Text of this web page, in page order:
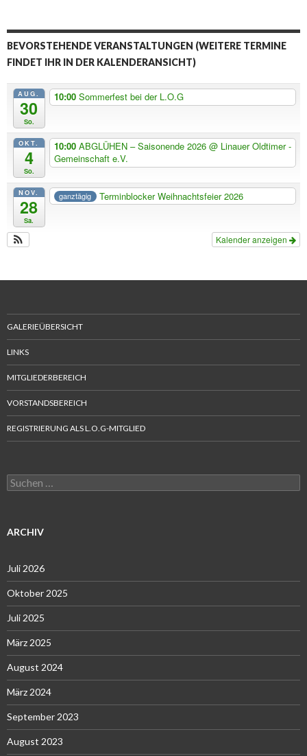
BEVORSTEHENDE VERANSTALTUNGEN (WEITERE TERMINE
FINDET IHR IN DER KALENDERANSICHT)
AUG.
30
So.
10:00 Sommerfest bei der L.O.G
OKT.
4
So.
10:00 ABGLÜHEN – Saisonende 2026 @ Linauer Oldtimer -
Gemeinschaft e.V.
NOV.
28
Sa.
ganztägig Terminblocker Weihnachtsfeier 2026
Kalender anzeigen
GALERIEÜBERSICHT
LINKS
MITGLIEDERBEREICH
VORSTANDSBEREICH
REGISTRIERUNG ALS L.O.G-MITGLIED
Suchen
nach:
ARCHIV
Juli 2026
Oktober 2025
Juli 2025
März 2025
August 2024
März 2024
September 2023
August 2023